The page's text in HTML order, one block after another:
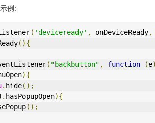
例:
( 'deviceready' , onDeviceReady,
(){
( "backbutton" , function (e)
){
. hide();
. hasPopupOpen){
();